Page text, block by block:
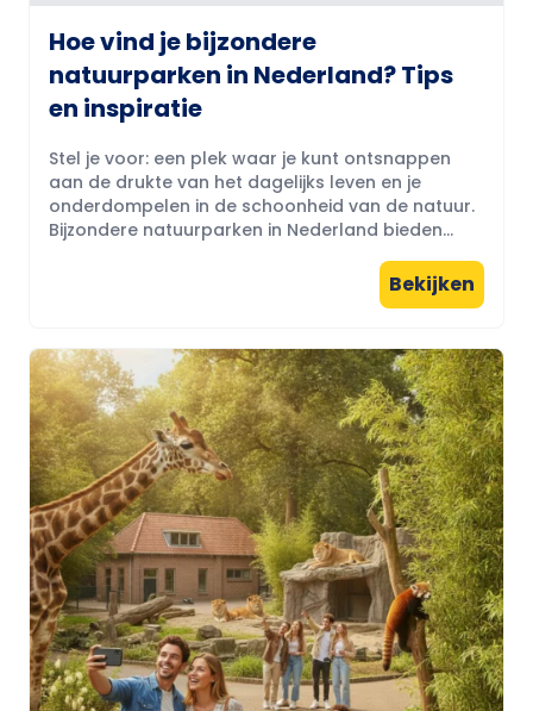
Hoe vind je bijzondere
natuurparken in Nederland? Tips
en inspiratie
Stel je voor: een plek waar je kunt ontsnappen
aan de drukte van het dagelijks leven en je
onderdompelen in de schoonheid van de natuur.
Bijzondere natuurparken in Nederland bieden...
Bekijken